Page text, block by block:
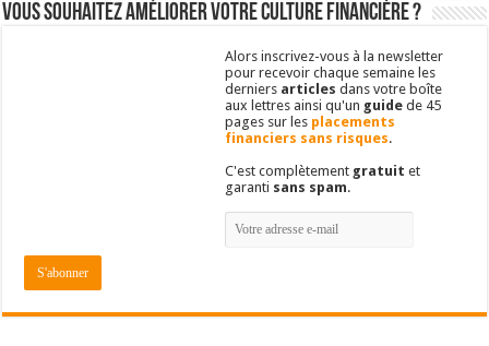
Vous souhaitez améliorer votre culture financière ?
Alors inscrivez-vous à la newsletter
pour recevoir chaque semaine les
derniers articles dans votre boîte
aux lettres ainsi qu'un guide de 45
pages sur les placements
financiers sans risques.
C'est complètement gratuit et
garanti sans spam.